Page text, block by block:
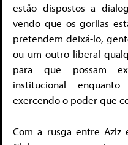
estão dispostos a
vendo que os gorilas
pretendem deixá-lo,
ou um outro liberal
para que possam
institucional
exercendo o poder que
Com a rusga entre Aziz